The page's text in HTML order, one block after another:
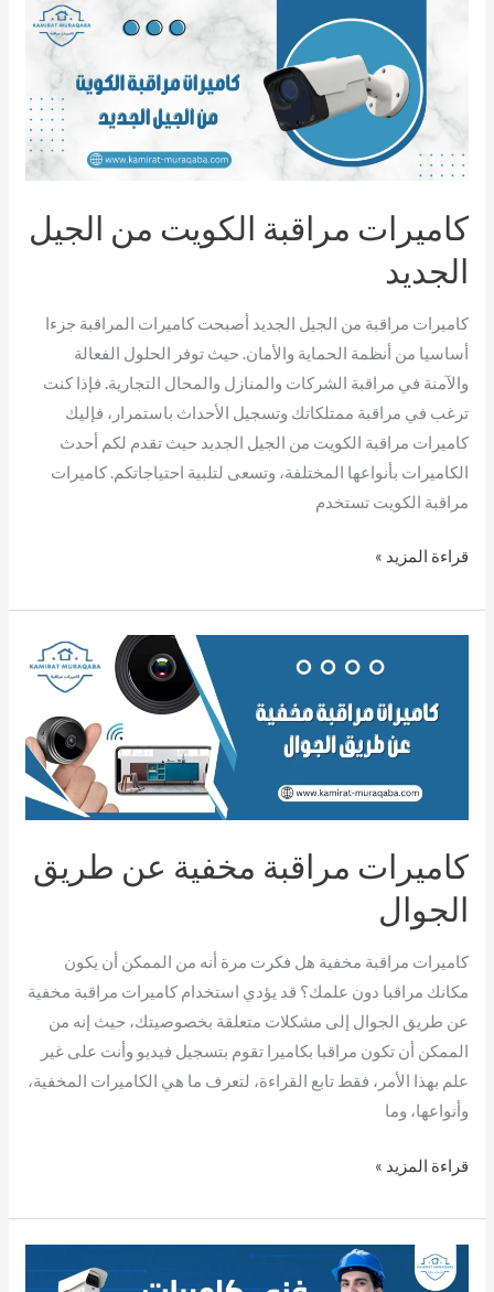
كاميرات مراقبة الكويت من الجيل
الجديد
كاميرات مراقبة من الجيل الجديد أصبحت كاميرات المراقبة جزءا
أساسيا من أنظمة الحماية والأمان. حيث توفر الحلول الفعالة
والآمنة في مراقبة الشركات والمنازل والمحال التجارية. فإذا كنت
ترغب في مراقبة ممتلكاتك وتسجيل الأحداث باستمرار، فإليك
كاميرات مراقبة الكويت من الجيل الجديد حيث تقدم لكم أحدث
الكاميرات بأنواعها المختلفة، وتسعى لتلبية احتياجاتكم. كاميرات
مراقبة الكويت تستخدم
الكويت
الجيل
الجديد
قراءة المزيد »
كاميرات مراقبة مخفية عن طريق
الجوال
كاميرات مراقبة مخفية هل فكرت مرة أنه من الممكن أن يكون
مكانك مراقبا دون علمك؟ قد يؤدي استخدام كاميرات مراقبة مخفية
عن طريق الجوال إلى مشكلات متعلقة بخصوصيتك، حيث إنه من
الممكن أن تكون مراقبا بكاميرا تقوم بتسجيل فيديو وأنت على غير
علم بهذا الأمر، فقط تابع القراءة، لتعرف ما هي الكاميرات المخفية،
وأنواعها، وما
مخفية
قراءة المزيد »
فني
كاميرات